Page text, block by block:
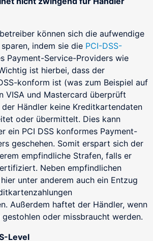
können sich die aufwendige
indem sie die PCI-DSS-
Payment-Service-Providers wie
ist hierbei, dass der
konform ist (was zum Beispiel auf
VISA und Mastercard überprüft
Händler keine Kreditkartendaten
oder übermittelt. Dies kann
ein PCI DSS konformes Payment-
geschehen. Somit erspart sich der
empfindliche Strafen, falls er
Neben empfindlichen
unter anderem auch ein Entzug
Außerdem haftet der Händler, wenn
oder missbraucht werden.
Level